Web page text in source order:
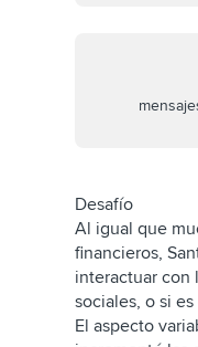
Desafío
Al igual que
financieros,
interactuar con
sociales, o si
El aspecto